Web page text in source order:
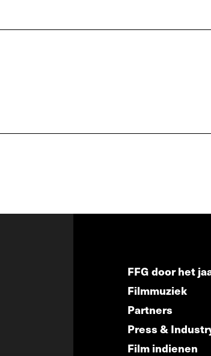
FFG door het
Filmmuziek
Partners
Press &
Film indienen